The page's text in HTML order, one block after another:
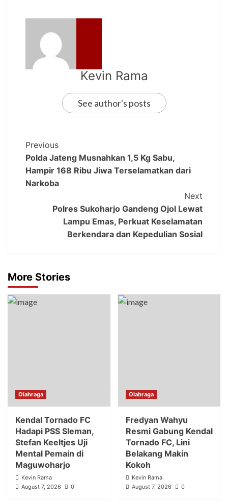
Kevin Rama
See author's posts
Previous
Polda Jateng Musnahkan 1,5 Kg Sabu,
Hampir 168 Ribu Jiwa Terselamatkan dari
Narkoba
Next
Polres Sukoharjo Gandeng Ojol Lewat
Lampu Emas, Perkuat Keselamatan
Berkendara dan Kepedulian Sosial
More Stories
Olahraga
Kendal Tornado FC
Hadapi PSS Sleman,
Stefan Keeltjes Uji
Mental Pemain di
Maguwoharjo
Kevin Rama
August 7, 2026
0
Olahraga
Fredyan Wahyu
Resmi Gabung Kendal
Tornado FC, Lini
Belakang Makin
Kokoh
Kevin Rama
August 7, 2026
0